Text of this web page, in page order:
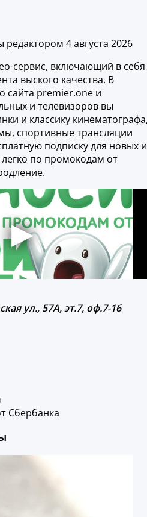
4 августа 2026
сервис, включающий в себя
выского качества. В
сайта premier.one и
и телевизоров вы
и классику
спортивные трансляции
подписку для новых и
по промокодам от
ул., 57А, эт.7, оф.7-16
Сбербанка